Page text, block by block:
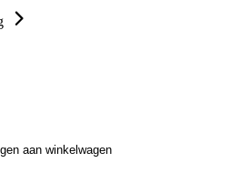
aan winkelwagen